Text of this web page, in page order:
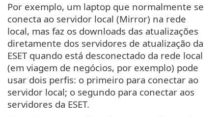
Por exemplo, um laptop que normalmente se
conecta ao servidor local (Mirror) na rede
local, mas faz os downloads das atualizações
diretamente dos servidores de atualização da
ESET quando está desconectado da rede local
(em viagem de negócios, por exemplo) pode
usar dois perfis: o primeiro para conectar ao
servidor local; o segundo para conectar aos
servidores da ESET.